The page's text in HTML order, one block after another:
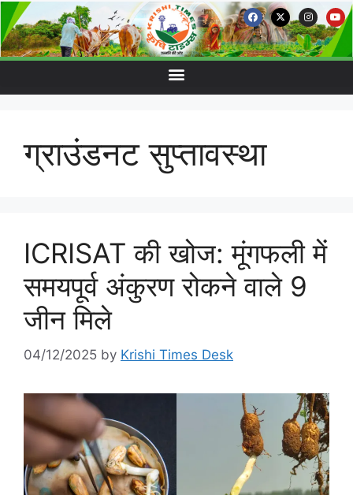
ग्राउंडनट सुप्तावस्था
ICRISAT की खोज: मूंगफली में
समयपूर्व अंकुरण रोकने वाले 9
जीन मिले
04/12/2025 by Krishi Times Desk